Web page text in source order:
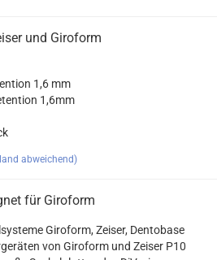
und Giroform
1,6 mm
1,6mm
abweichend)
für Giroform
Giroform, Zeiser, Dentobase
von Giroform und Zeiser P10